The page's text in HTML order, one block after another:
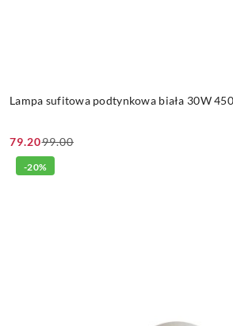
Lampa sufitowa podtynkowa biała 30W
Cena
promocyjna:
79.20
Cena
przed
99.00
-20%